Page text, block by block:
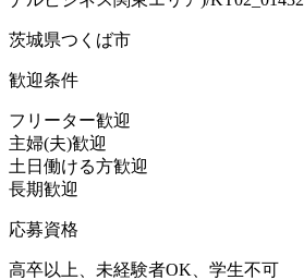
茨城県つくば市
歓迎条件
フリーター歓迎
主婦(夫)歓迎
土日働ける方歓迎
長期歓迎
応募資格
高卒以上、未経験者OK、学生不可